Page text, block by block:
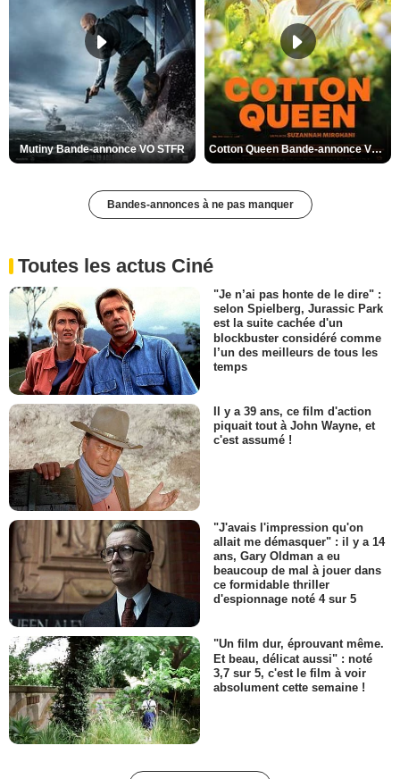
Mutiny Bande-annonce VO STFR Cotton Queen Bande-annonce VO STFR
Bandes-annonces à ne pas manquer
Toutes les actus Ciné
"Je n’ai pas honte de le dire" :
selon Spielberg, Jurassic Park
est la suite cachée d'un
blockbuster considéré comme
l’un des meilleurs de tous les
temps
Il y a 39 ans, ce film d'action
piquait tout à John Wayne, et
c'est assumé !
"J'avais l'impression qu'on
allait me démasquer" : il y a 14
ans, Gary Oldman a eu
beaucoup de mal à jouer dans
ce formidable thriller
d'espionnage noté 4 sur 5
"Un film dur, éprouvant même.
Et beau, délicat aussi" : noté
3,7 sur 5, c'est le film à voir
absolument cette semaine !